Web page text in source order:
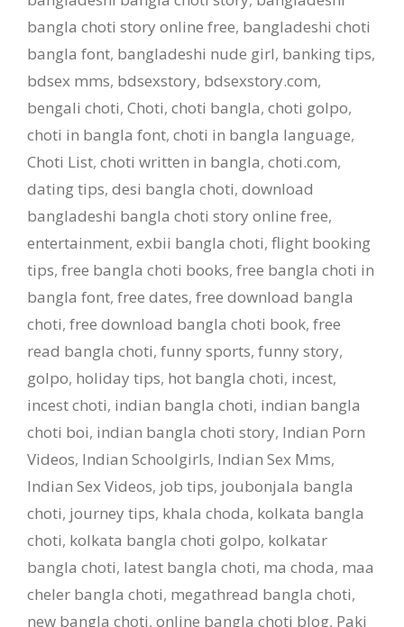
bangla choti story online free, bangladeshi choti
bangla font, bangladeshi nude girl, banking tips,
bdsex mms, bdsexstory, bdsexstory.com,
bengali choti, Choti, choti bangla, choti golpo,
choti in bangla font, choti in bangla language,
Choti List, choti written in bangla, choti.com,
dating tips, desi bangla choti, download
bangladeshi bangla choti story online free,
entertainment, exbii bangla choti, flight booking
tips, free bangla choti books, free bangla choti in
bangla font, free dates, free download bangla
choti, free download bangla choti book, free
read bangla choti, funny sports, funny story,
golpo, holiday tips, hot bangla choti, incest,
incest choti, indian bangla choti, indian bangla
choti boi, indian bangla choti story, Indian Porn
Videos, Indian Schoolgirls, Indian Sex Mms,
Indian Sex Videos, job tips, joubonjala bangla
choti, journey tips, khala choda, kolkata bangla
choti, kolkata bangla choti golpo, kolkatar
bangla choti, latest bangla choti, ma choda, maa
cheler bangla choti, megathread bangla choti,
new bangla choti, online bangla choti blog, Paki